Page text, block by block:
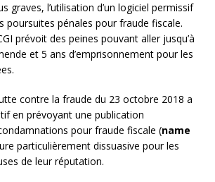
graves, l’utilisation d’un logiciel permissif
poursuites pénales pour fraude fiscale.
prévoit des peines pouvant aller jusqu’à
et 5 ans d’emprisonnement pour les
contre la fraude du 23 octobre 2018 a
en prévoyant une publication
pour fraude fiscale (name
particulièrement dissuasive pour les
de leur réputation.